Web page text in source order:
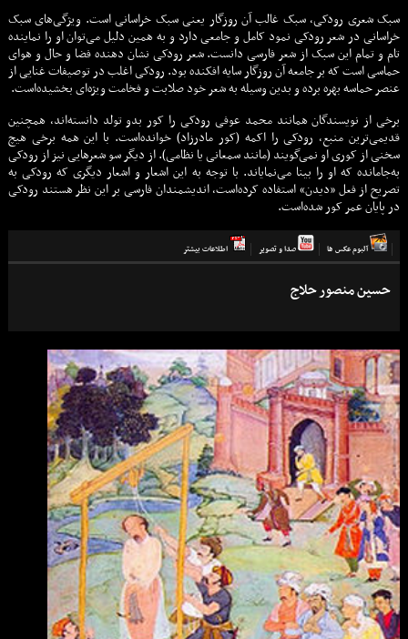
سبک شعری رودکی، سبک غالب آن روزگار یعنی سبک خراسانی است. ویژگی‌های سبک
خراسانی در شعر رودکی نمود کامل و جامعی دارد و به همین دلیل می‌توان او را نماینده
تام و تمام این سبک از شعر فارسی دانست. شعر رودکی نشان دهنده فضا و حال و هوای
حماسی است که بر جامعه آن روزگار سایه افکنده بود. رودکی اغلب در توصیفات غنایی از
عنصر حماسه بهره برده و بدین وسیله به شعر خود صلابت و فخامت ویژه‌ای بخشیده‌است.
برخی از نویسندگان همانند محمد عوفی رودکی را کور بدو تولد دانسته‌اند، همچنین
قدیمی‌ترین منبع، رودکی را اکمه (کور مادرزاد) خوانده‌است. با این همه برخی هیچ
سخنی از کوری او نمی‌گویند (مانند سمعانی یا نظامی). از دیگر سو شعرهایی نیز از رودکی
به‌جامانده که او را بینا می‌نمایاند. با توجه به این اشعار و اشعار دیگری که رودکی به
تصریح از فعل «دیدن» استفاده کرده‌است، اندیشمندان فارسی بر این نظر هستند رودکی
در پایان عمر کور شده‌است.
آلبوم عكس ها صدا و تصوير اطلاعات بيشتر
حسین منصور حلاج